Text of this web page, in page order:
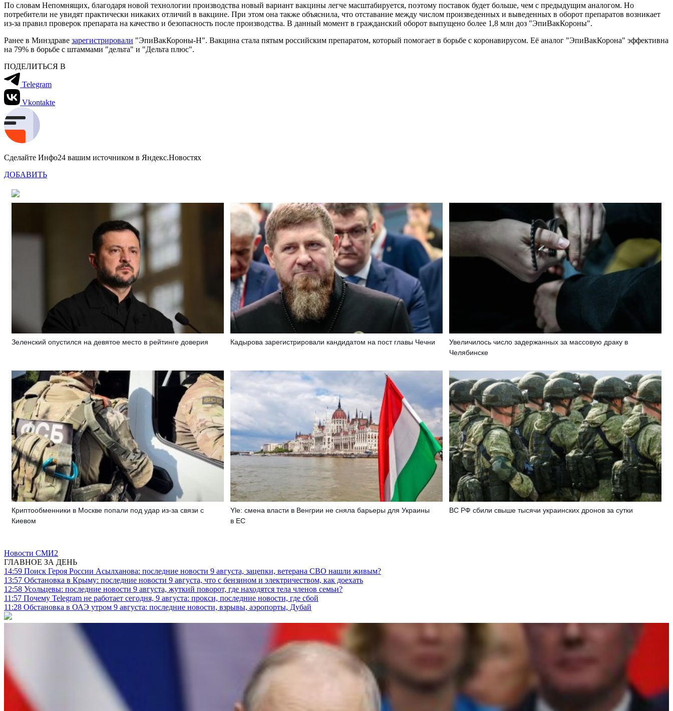
По словам Непомнящих, благодаря новой технологии производства новый вариант вакцины легче масштабируется, поэтому поставок будет больше, чем с предыдущим аналогом. Но
потребители не увидят практически никаких отличий в вакцине. При этом она также объяснила, что отставание между числом произведенных и выведенных в оборот препаратов возникает
из-за правил проверок препарата на качество и безопасность после производства. В данный момент в гражданский оборот выпущено более 1,8 млн доз "ЭпиВакКороны".
Ранее в Минздраве зарегистрировали "ЭпиВакКороны-Н". Вакцина стала пятым российским препаратом, который помогает в борьбе с коронавирусом. Её аналог "ЭпиВакКорона" эффективна
на 79% в борьбе с штаммами "дельта" и "Дельта плюс".
ПОДЕЛИТЬСЯ В
Telegram
Vkontakte
Сделайте Инфо24 вашим источником в Яндекс.Новостях
ДОБАВИТЬ
Зеленский опустился на девятое место в рейтинге доверия Кадырова зарегистрировали кандидатом на пост главы Чечни
Увеличилось число задержанных за массовую драку в
Челябинске
Криптообменники в Москве попали под удар из-за связи с
Киевом
Yle: смена власти в Венгрии не сняла барьеры для Украины
в ЕС
ВС РФ сбили свыше тысячи украинских дронов за сутки
Новости СМИ2
ГЛАВНОЕ ЗА ДЕНЬ
14:59 Поиск Героя России Асылханова: последние новости 9 августа, зацепки, ветерана СВО нашли живым?
13:57 Обстановка в Крыму: последние новости 9 августа, что с бензином и электричеством, как доехать
12:58 Усольцевы: последние новости 9 августа, жуткий поворот, где находятся тела членов семьи?
11:57 Почему Telegram не работает сегодня, 9 августа: прокси, последние новости, где сбой
11:28 Обстановка в ОАЭ утром 9 августа: последние новости, взрывы, аэропорты, Дубай